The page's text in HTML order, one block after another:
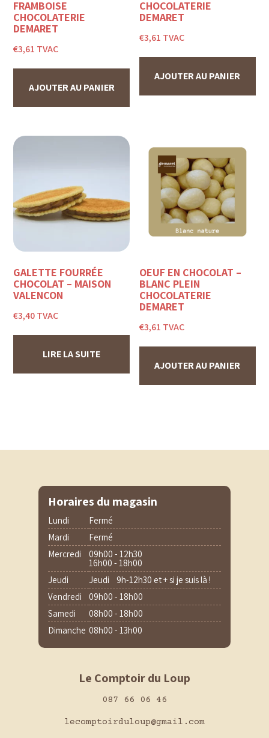
FRAMBOISE
CHOCOLATERIE
DEMARET
€3,61 TVAC
AJOUTER AU PANIER
CHOCOLATERIE
DEMARET
€3,61 TVAC
AJOUTER AU PANIER
GALETTE FOURRÉE
CHOCOLAT – MAISON
VALENÇON
€3,40TVAC
LIRE LA SUITE
OEUF EN CHOCOLAT –
BLANC PLEIN
CHOCOLATERIE
DEMARET
€3,61 TVAC
AJOUTER AU PANIER
Horaires du magasin
Lundi
Fermé
Mardi
Fermé
Mercredi
09h00 - 12h30
16h00 - 18h00
Jeudi
Jeudi 9h-12h30 et + si je suis là !
Vendredi
09h00 - 18h00
Samedi
08h00 - 18h00
Dimanche 08h00 - 13h00
Le Comptoir du Loup
087 66 06 46
lecomptoirduloup@gmail.com